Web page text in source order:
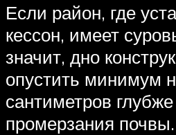
Если район, где
кессон, имеет
значит, дно
опустить минимум
сантиметров
промерзания почвы.